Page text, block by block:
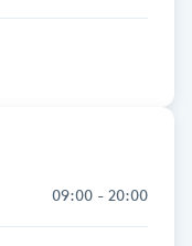
09:00 - 20:00